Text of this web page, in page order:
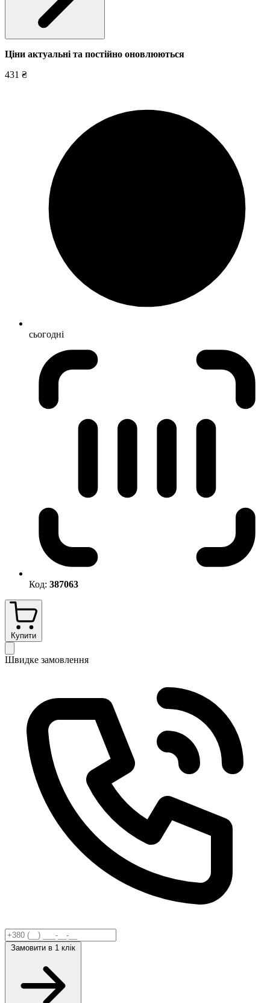
Ціни актуальні та постійно оновлюються
431 ₴
сьогодні
Код: 387063
Купити
Швидке замовлення
Замовити в 1 клік